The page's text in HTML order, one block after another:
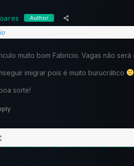
Author
muito bom Fabricio. Vagas não será
imigrar pois é muito burucrático
sorte!